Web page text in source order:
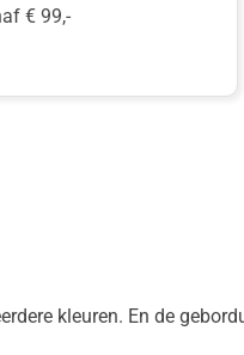
€ 99,-
kleuren. En de